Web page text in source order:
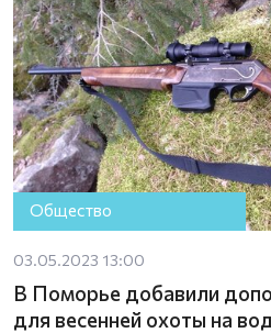
Общество
03.05.2023 13:00
В Поморье добавили
для весенней охоты на